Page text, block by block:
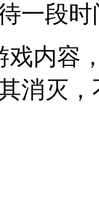
一段
内容
消灭